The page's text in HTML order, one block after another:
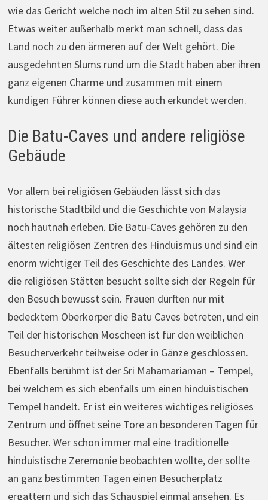
wie das Gericht welche noch im alten Stil zu sehen sind.
Etwas weiter außerhalb merkt man schnell, dass das
Land noch zu den ärmeren auf der Welt gehört. Die
ausgedehnten Slums rund um die Stadt haben aber ihren
ganz eigenen Charme und zusammen mit einem
kundigen Führer können diese auch erkundet werden.
Die Batu-Caves und andere religiöse
Gebäude
Vor allem bei religiösen Gebäuden lässt sich das
historische Stadtbild und die Geschichte von Malaysia
noch hautnah erleben. Die Batu-Caves gehören zu den
ältesten religiösen Zentren des Hinduismus und sind ein
enorm wichtiger Teil des Geschichte des Landes. Wer
die religiösen Stätten besucht sollte sich der Regeln für
den Besuch bewusst sein. Frauen dürften nur mit
bedecktem Oberkörper die Batu Caves betreten, und ein
Teil der historischen Moscheen ist für den weiblichen
Besucherverkehr teilweise oder in Gänze geschlossen.
Ebenfalls berühmt ist der Sri Mahamariaman – Tempel,
bei welchem es sich ebenfalls um einen hinduistischen
Tempel handelt. Er ist ein weiteres wichtiges religiöses
Zentrum und öffnet seine Tore an besonderen Tagen für
Besucher. Wer schon immer mal eine traditionelle
hinduistische Zeremonie beobachten wollte, der sollte
an ganz bestimmten Tagen einen Besucherplatz
ergattern und sich das Schauspiel einmal ansehen. Es